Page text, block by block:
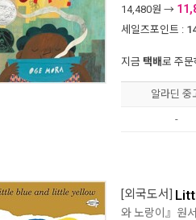
14,480원 →
세일즈포인트 :
지금 택배로 주문
알라딘 중
-
[외국도서]
와 노랑이』원서